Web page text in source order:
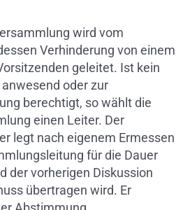
wird vom
Verhinderung von einem
geleitet. Ist kein
oder zur
berechtigt, so wählt die
einen Leiter. Der
legt nach eigenem Ermessen
für die Dauer
der vorherigen Diskussion
übertragen wird. Er